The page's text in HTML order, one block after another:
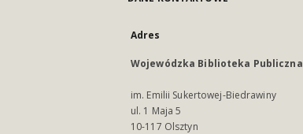
Adres
Wojewódzka Biblioteka Publiczna
im. Emilii Sukertowej-Biedrawiny
ul. 1 Maja 5
10-117 Olsztyn